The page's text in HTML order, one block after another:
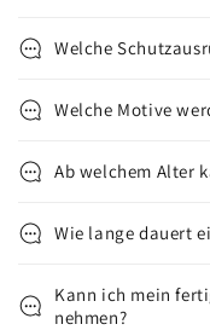
Welche
Welche Motive
Ab welchem Alter
Wie lange dauert
Kann ich mein
nehmen?